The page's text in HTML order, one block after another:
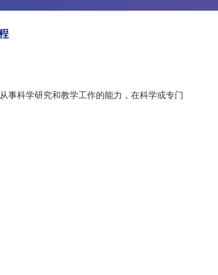
事科学研究和教学工作的能力，在科学或专门